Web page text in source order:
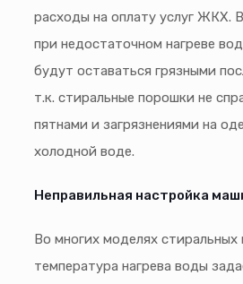
расходы на оплату услуг ЖКХ.
при недостаточном нагреве
будут оставаться грязными
т.к. стиральные порошки не
пятнами и загрязнениями на
холодной воде.
Неправильная настройка
Во многих моделях стиральных
температура нагрева воды